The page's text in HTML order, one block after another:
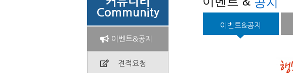
Community
이벤트&공지
견적요청
이벤트&공지